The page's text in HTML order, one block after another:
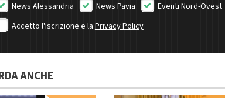
News Alessandria
News Pavia
Eventi Nord-Ovest
Accetto l'iscrizione e laPrivacy Policy
ANCHE